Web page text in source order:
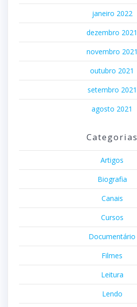
janeiro 2022
dezembro 2021
novembro 2021
outubro 2021
setembro 2021
agosto 2021
Categorias
Artigos
Biografia
Canais
Cursos
Documentário
Filmes
Leitura
Lendo